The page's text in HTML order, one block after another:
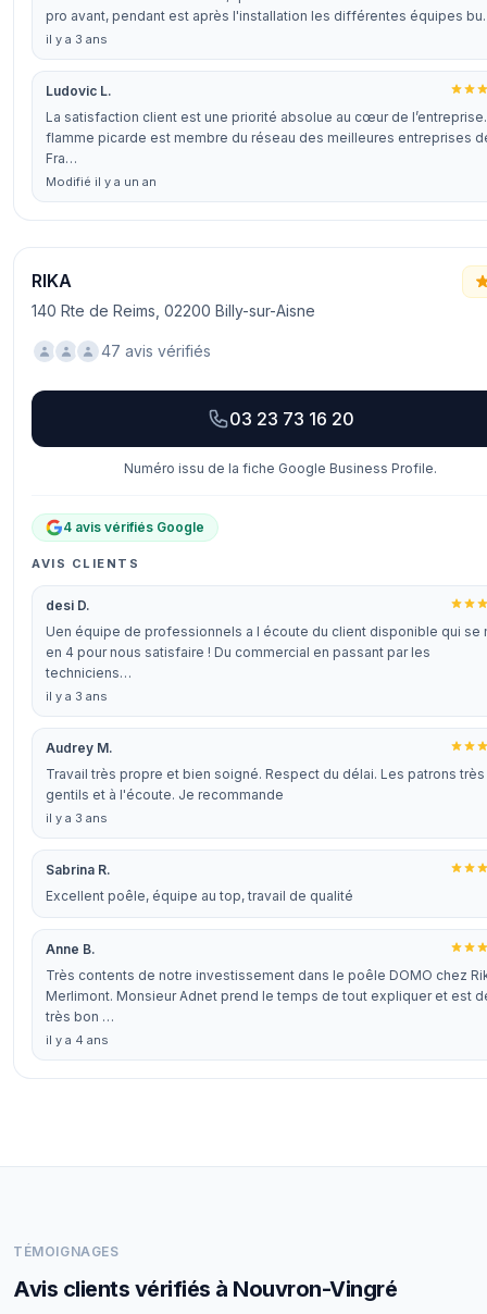
pro avant, pendant est après l'installation les différentes équipes
il y a 3 ans
Ludovic L.
La satisfaction client est une priorité absolue au cœur de
flamme picarde est membre du réseau des meilleures entreprises
Fra…
Modifié il y a un an
RIKA
140 Rte de Reims, 02200 Billy-sur-Aisne
47 avis vérifiés
03 23 73 16 20
Numéro issu de la fiche Google Business Profile.
4 avis vérifiés Google
AVIS CLIENTS
desi D.
Uen équipe de professionnels a l écoute du client disponible qui se
en 4 pour nous satisfaire ! Du commercial en passant par les
techniciens…
il y a 3 ans
Audrey M.
Travail très propre et bien soigné. Respect du délai. Les patrons très
gentils et à l'écoute. Je recommande
il y a 3 ans
Sabrina R.
Excellent poêle, équipe au top, travail de qualité
Anne B.
Très contents de notre investissement dans le poêle DOMO chez
Merlimont. Monsieur Adnet prend le temps de tout expliquer et est
très bon …
il y a 4 ans
TÉMOIGNAGES
Avis clients vérifiés à Nouvron-Vingré